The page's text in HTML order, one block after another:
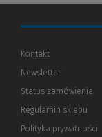
Kontakt
Newsletter
Status zamówienia
Regulamin sklepu
Polityka prywatności